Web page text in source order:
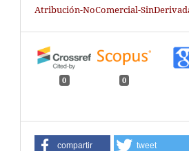
Atribución-NoComercial-
0 0
compartir tweet